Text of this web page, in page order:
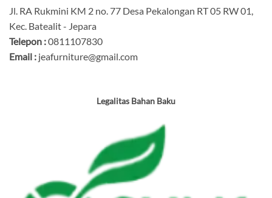
Jl. RA Rukmini KM 2 no. 77 Desa Pekalongan RT 05 RW 01,
Kec. Batealit - Jepara
Telepon :0811107830
Email : jeafurniture@gmail.com
Legalitas Bahan Baku